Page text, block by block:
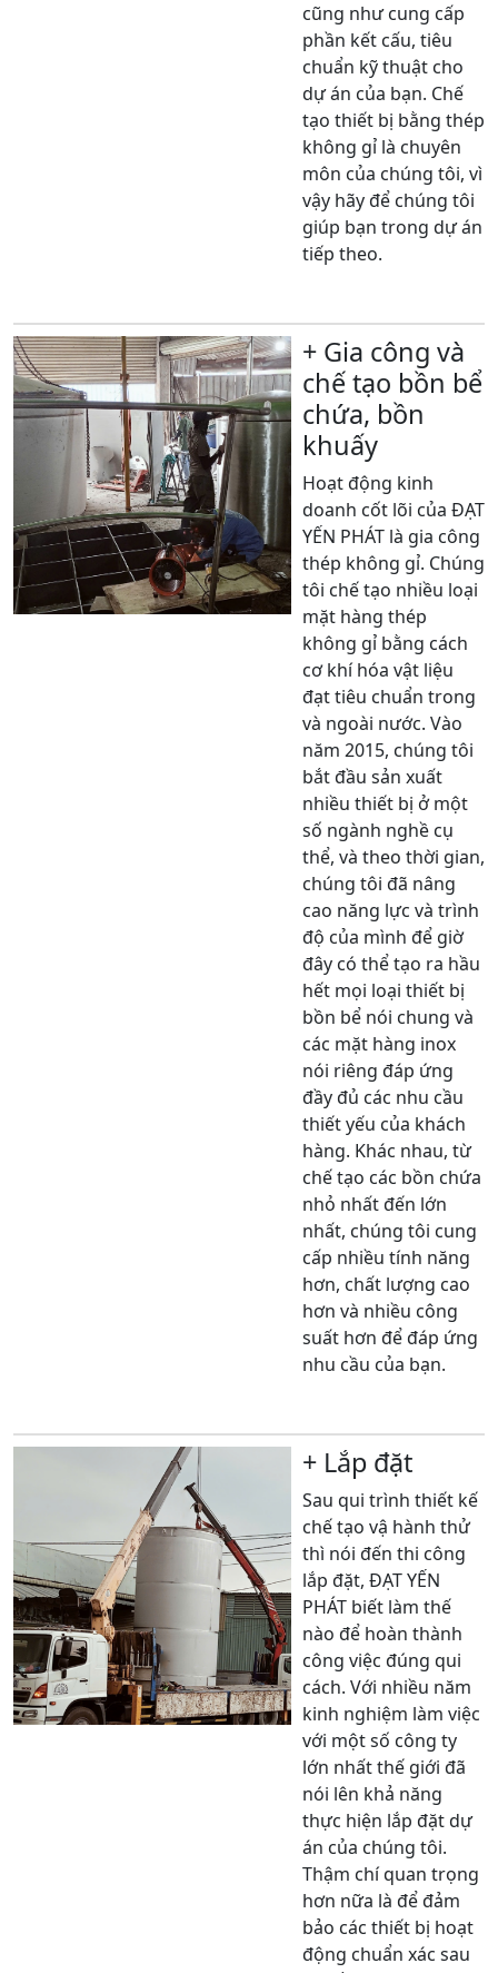
cũng như cung cấp
phần kết cấu, tiêu
chuẩn kỹ thuật cho
dự án của bạn. Chế
tạo thiết bị bằng thép
không gỉ là chuyên
môn của chúng tôi, vì
vậy hãy để chúng tôi
giúp bạn trong dự án
tiếp theo.
+ Gia công và
chế tạo bồn bể
chứa, bồn
khuấy
Hoạt động kinh
doanh cốt lõi của ĐẠT
YẾN PHÁT là gia công
thép không gỉ. Chúng
tôi chế tạo nhiều loại
mặt hàng thép
không gỉ bằng cách
cơ khí hóa vật liệu
đạt tiêu chuẩn trong
và ngoài nước. Vào
năm 2015, chúng tôi
bắt đầu sản xuất
nhiều thiết bị ở một
số ngành nghề cụ
thể, và theo thời gian,
chúng tôi đã nâng
cao năng lực và trình
độ của mình để giờ
đây có thể tạo ra hầu
hết mọi loại thiết bị
bồn bể nói chung và
các mặt hàng inox
nói riêng đáp ứng
đầy đủ các nhu cầu
thiết yếu của khách
hàng. Khác nhau, từ
chế tạo các bồn chứa
nhỏ nhất đến lớn
nhất, chúng tôi cung
cấp nhiều tính năng
hơn, chất lượng cao
hơn và nhiều công
suất hơn để đáp ứng
nhu cầu của bạn.
+ Lắp đặt
Sau qui trình thiết kế
chế tạo vậ hành thử
thì nói đến thi công
lắp đặt, ĐẠT YẾN
PHÁT biết làm thế
nào để hoàn thành
công việc đúng qui
cách. Với nhiều năm
kinh nghiệm làm việc
với một số công ty
lớn nhất thế giới đã
nói lên khả năng
thực hiện lắp đặt dự
án của chúng tôi.
Thậm chí quan trọng
hơn nữa là để đảm
bảo các thiết bị hoạt
động chuẩn xác sau